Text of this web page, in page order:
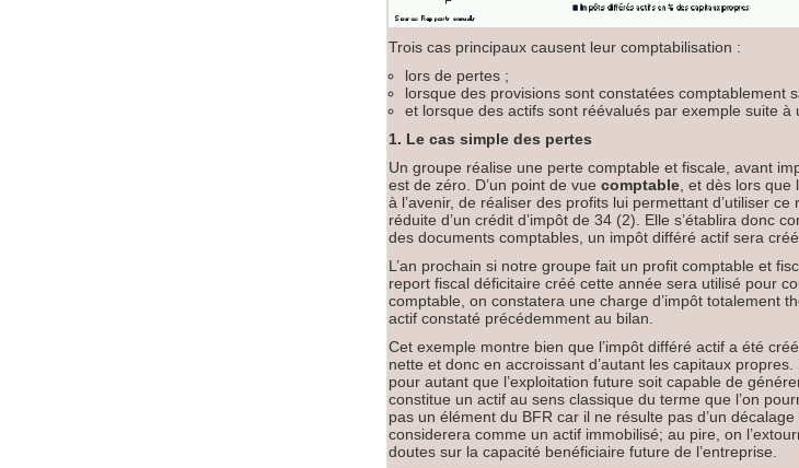
Trois cas principaux causent leur comptabilisation :
lors de pertes ;
lorsque des provisions sont constatées comptablement
et lorsque des actifs sont réévalués par exemple suite à
1. Le cas simple des pertes
Un groupe réalise une perte comptable et fiscale, avant
est de zéro. D’un point de vue comptable, et dès lors que
à l’avenir, de réaliser des profits lui permettant d’utiliser
réduite d’un crédit d’impôt de 34 (2). Elle s’établira donc
des documents comptables, un impôt différé actif sera
L’an prochain si notre groupe fait un profit comptable et
report fiscal déficitaire créé cette année sera utilisé pour
comptable, on constatera une charge d’impôt totalement
actif constaté précédemment au bilan.
Cet exemple montre bien que l’impôt différé actif a été
nette et donc en accroissant d’autant les capitaux
pour autant que l’exploitation future soit capable de
constitue un actif au sens classique du terme que l’on
pas un élément du BFR car il ne résulte pas d’un
considerera comme un actif immobilisé; au pire, on
doutes sur la capacité benéficiaire future de l’entreprise.